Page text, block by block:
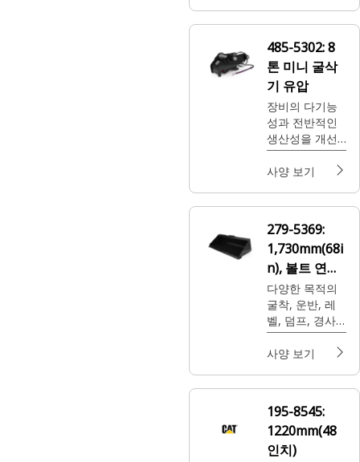
다.
485-5302:8
톤 미니 굴삭
기 유압
장비의 다기능
성과 전반적인
생산성을 개선
합니다.
사양 보기
279-5369:
1,730mm(68i
n), 볼트 연결
식 커팅 엣지
다양한 목적의
굴착, 운반, 레
벨, 덤프, 경사
로 작업에 사용
됩니다.
사양 보기
195-8545:
1220mm(48
인치)